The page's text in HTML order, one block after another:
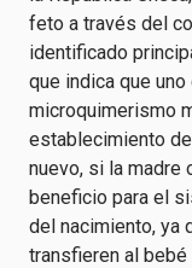
feto a través del
identificado
que indica que
microquimerismo
establecimiento
nuevo, si la madre
beneficio para el
del nacimiento, ya
transfieren al bebé